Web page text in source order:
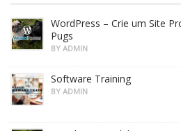
WordPress – Crie um Site
Pugs
BY ADMIN
Software Training
BY ADMIN